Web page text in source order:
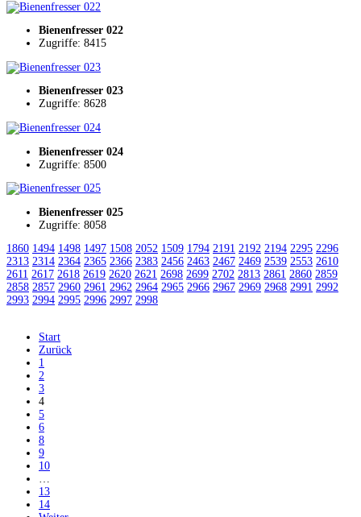
Bienenfresser 022
Zugriffe: 8415
Bienenfresser 023
Zugriffe: 8628
Bienenfresser 024
Zugriffe: 8500
Bienenfresser 025
Zugriffe: 8058
1860 1494 1498 1497 1508 2052 1509 1794 2191 2192 2194 2295 2296
2313 2314 2364 2365 2366 2383 2456 2463 2467 2469 2539 2553 2610
2611 2617 2618 2619 2620 2621 2698 2699 2702 2813 2861 2860 2859
2858 2857 2960 2961 2962 2964 2965 2966 2967 2969 2968 2991 2992
2993 2994 2995 2996 2997 2998
Start
Zurück
1
2
3
4
5
6
8
9
10
13
14